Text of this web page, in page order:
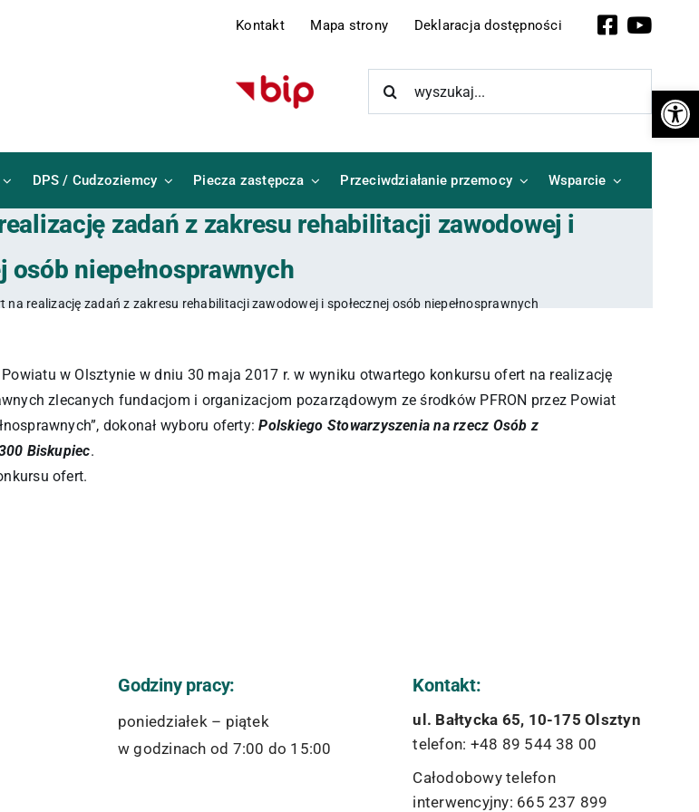
Kontakt Mapa strony Deklaracja dostępności Facebook
DPS / Cudzoziemcy Piecza zastępcza Przeciwdziałanie przemocy Wsparcie
zadań z zakresu rehabilitacji zawodowej i
osób niepełnosprawnych
realizację zadań z zakresu rehabilitacji zawodowej i społecznej osób niepełnosprawnych
w Olsztynie w dniu 30 maja 2017 r. w wyniku otwartego konkursu ofert na realizację
zlecanych fundacjom i organizacjom pozarządowym ze środków PFRON przez Powiat
dokonał wyboru oferty:Polskiego Stowarzyszenia na rzecz Osób z
Biskupiec.
ofert.
Godziny pracy:
poniedziałek – piątek
w godzinach od 7:00 do 15:00
Kontakt:
ul. Bałtycka 65, 10-175 Olsztyn
telefon: +48 89 544 38 00
Całodobowy telefon
interwencyjny: 665 237 899